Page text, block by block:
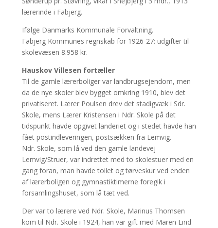
lærerinde i Fabjerg.
Ifølge Danmarks Kommunale Forvaltning.
Fabjerg Kommunes regnskab for 1926-27: udgifter til
skolevæsen 8.958 kr.
Hauskov Villesen fortæller
Til de gamle lærerboliger var landbrugsejendom, men
da de nye skoler blev bygget omkring 1910, blev det
privatiseret. Lærer Poulsen drev det stadigvæk i Sdr.
Skole, mens Lærer Kristensen i Ndr. Skole på det
tidspunkt havde opgivet landeriet og i stedet havde han
fået postindleveringen, postsækken fra Lemvig.
Ndr. Skole, som lå ved den gamle landevej
Lemvig/Struer, var indrettet med to skolestuer med en
gang foran, man havde toilet og tørveskur ved enden
af lærerboligen og gymnastiktimerne foregik i
forsamlingshuset, som lå tæt ved.
Der var to lærere ved Ndr. Skole, Marinus Thomsen
kom til Ndr. Skole i 1924, han var gift med Maren Lind